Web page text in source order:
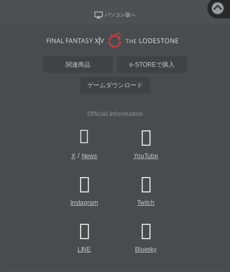
パソコン版へ
関連商品 e-STOREで購入
ゲームダウンロード
Official Information
X/ News YouTube
Instagram Twitch
LINE Bluesky